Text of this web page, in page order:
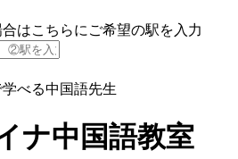
はこちらにご希望の駅を入力
学べる中国語先生
ナ中国語教室